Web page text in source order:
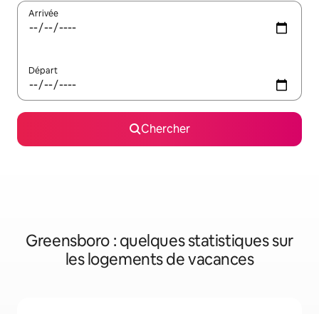
Arrivée
Départ
Chercher
Greensboro : quelques statistiques sur
les logements de vacances